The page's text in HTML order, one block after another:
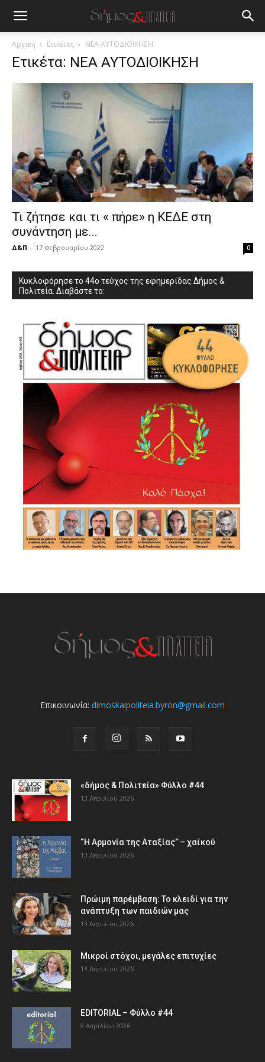
lesbians
very
hot
cam
show. desi
xxx
meaning
pain.
pornhun
Αρχική Ετικέτες ΝΕΑ ΑΥΤΟΔΙΟΙΚΗΣΗ
Ετικέτα: ΝΕΑ ΑΥΤΟΔΙΟΙΚΗΣΗ
Τι ζήτησε και τι « πήρε» η ΚΕΔΕ στη
συνάντηση με...
Δ&Π - 17 Φεβρουαρίου 2022 0
Κυκλοφόρησε το 44ο τεύχος της εφημερίδας Δήμος &
Πολιτεία. Διαβάστε το:
Επικοινωνία: dimoskaipoliteia.byron@gmail.com
«δήμος & Πολιτεία» Φύλλο #44
13 Απριλίου 2026
“Η Αρμονία της Αταξίας” – χαϊκού
13 Απριλίου 2026
Πρώιμη παρέμβαση: Το κλειδί για την
ανάπτυξη των παιδιών µας
13 Απριλίου 2026
Μικροί στόχοι, μεγάλες επιτυχίες
13 Απριλίου 2026
EDITORIAL – Φύλλο #44
8 Απριλίου 2026